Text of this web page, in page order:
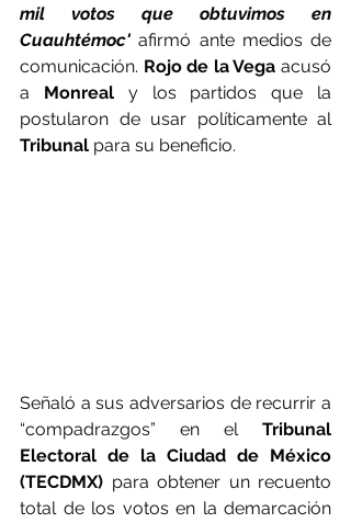
mil votos que obtuvimos en
Cuauhtémoc' afirmó ante medios de
comunicación. Rojo de la Vega acusó
a Monreal y los partidos que la
postularon de usar políticamente al
Tribunal para su beneficio.
Señaló a sus adversarios de recurrir a
“compadrazgos” en el Tribunal
Electoral de la Ciudad de México
(TECDMX) para obtener un recuento
total de los votos en la demarcación